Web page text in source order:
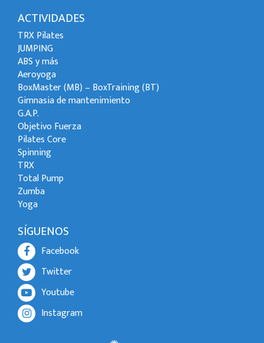
ACTIVIDADES
TRX Pilates
JUMPING
ABS y más
Aeroyoga
BoxMaster (MB) – BoxTraining (BT)
Gimnasia de mantenimiento
G.A.P.
Objetivo Fuerza
Pilates Core
Spinning
TRX
Total Pump
Zumba
Yoga
SÍGUENOS
Facebook
Twitter
Youtube
Instagram